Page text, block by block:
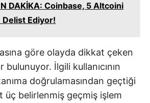
DAKİKA: Coinbase, 5 Altcoini
Delist Ediyor!
göre olayda dikkat çeken
bulunuyor. İlgili kullanıcının
doğrulamasından geçtiği
üç belirlenmiş geçmiş işlem